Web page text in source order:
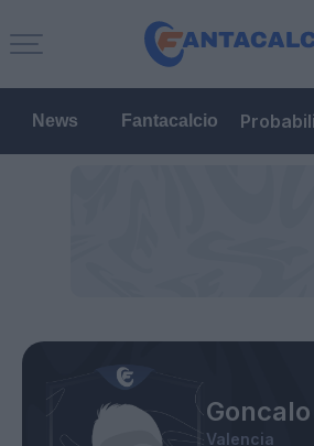
News Fantacalcio
Valencia